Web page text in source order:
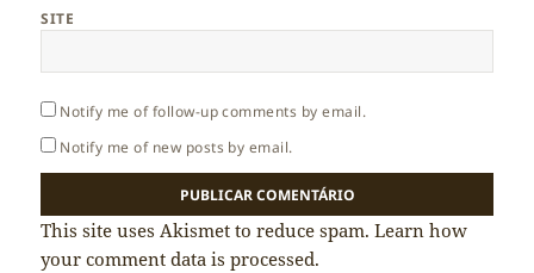
SITE
Notify me of follow-up comments by email.
Notify me of new posts by email.
This site uses Akismet to reduce spam.Learn how
your comment data is processed.